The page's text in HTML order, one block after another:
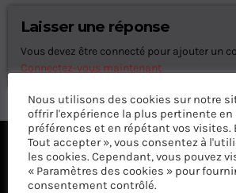
Laisser une réponse
Vous devez être connecté pour ajouter un
Connectez-vous maintenant
ÉCOUTEZ AVEC VOTRE
Nous utilisons des cookies sur notre
offrir l'expérience la plus pertinente
préférences et en répétant vos visites.
Tout accepter », vous consentez à
les cookies. Cependant, vous pouvez
« Paramètres des cookies » pour
consentement contrôlé.